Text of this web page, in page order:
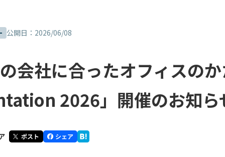
公開日：2026/06/08
会社に合ったオフィスの
2026」開催のお知ら